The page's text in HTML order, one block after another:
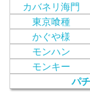
カバネリ海門
東京喰種
かぐや様
モンハン
モンキー
パ